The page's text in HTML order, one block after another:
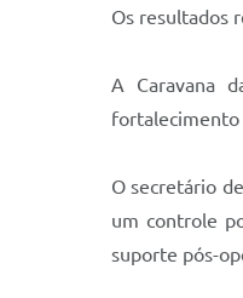
Os resultados
A Caravana
fortalecimento
O secretário
um controle
suporte pós-